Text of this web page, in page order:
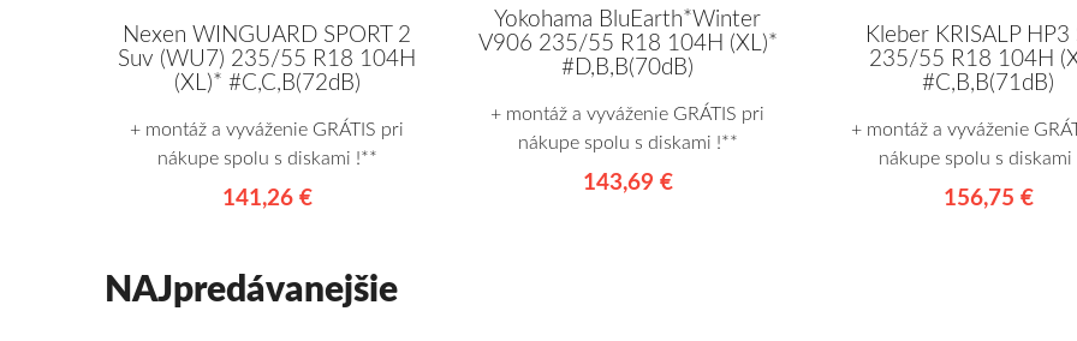
Nexen WINGUARD SPORT 2
Suv (WU7) 235/55 R18 104H
(XL)* #C,C,B(72dB)
+ montáž a vyváženie GRÁTIS pri
nákupe spolu s diskami !**
141,26 €
Yokohama BluEarth*Winter
V906 235/55 R18 104H (XL)*
#D,B,B(70dB)
+ montáž a vyváženie GRÁTIS pri
nákupe spolu s diskami !**
143,69 €
Kleber KRISALP HP3
235/55 R18 104H
#C,B,B(71dB)
+ montáž a vyváženie
nákupe spolu s diskami
156,75 €
NAJpredávanejšie